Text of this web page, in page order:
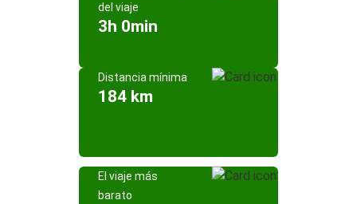
del viaje
3h 0min
Distancia mínima
184 km
El viaje más
barato